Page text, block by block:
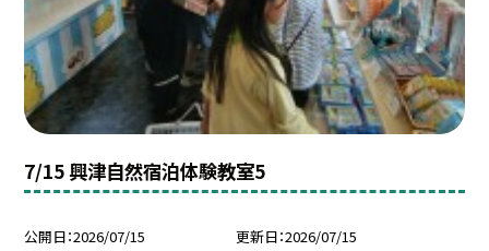
7/15 興津自然宿泊体験教室5
公開日 2026/07/15 更新日 2026/07/15